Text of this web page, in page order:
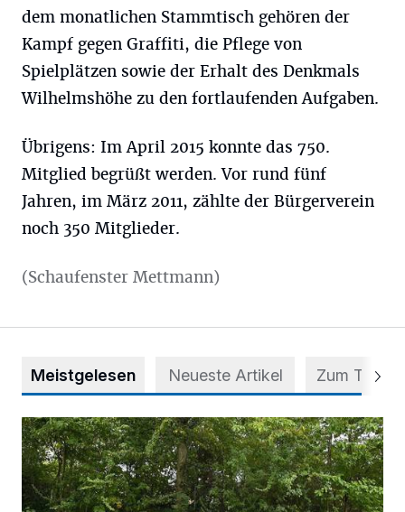
dem monatlichen Stammtisch gehören der
Kampf gegen Graffiti, die Pflege von
Spielplätzen sowie der Erhalt des Denkmals
Wilhelmshöhe zu den fortlaufenden Aufgaben.
Übrigens: Im April 2015 konnte das 750.
Mitglied begrüßt werden. Vor rund fünf
Jahren, im März 2011, zählte der Bürgerverein
noch 350 Mitglieder.
(Schaufenster Mettmann)
Meistgelesen Neueste Artikel Zum Thema
Aus Grau wird Haltung